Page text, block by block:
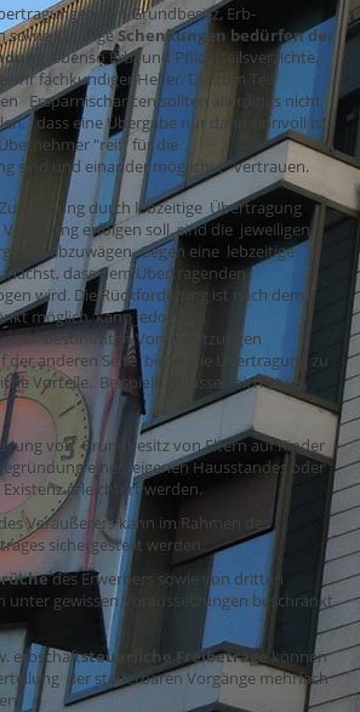
von Grundbesitz, Erb-
sowie künftigeSchenkungen bedürfen der
, ebenso Erb- und Pflichtteilsverzichte.
fachkundiger Helfer. Die zum Teil
Ersparnischancen sollten allerdings nicht
dass eine Übergabe nur dann sinnvoll ist,
"reif" für die
sind und einander möglichst vertrauen.
durch lebzeitige Übertragung
erfolgen soll, sind die jeweiligen
abzuwägen. Gegen eine lebzeitige
dass dem Übertragenden
wird. Die Rückforderung ist nach dem
möglich, kann jedoch im
bestimmten Voraussetzungen
der anderen Seite bietet die Übertragung zu
Vorteile. Beispielhaft lassen sich etwa
von Grundbesitz von Eltern auf Kinder
eines eigenen Hausstandes oder
erleichtert werden.
Veräußerers kann im Rahmen des
sichergestellt werden.
des Erwerbers sowie von dritten
unter gewissen Voraussetzungen beschränkt
erbschaftsteuerliche Freibeträge können
der steuerbaren Vorgänge mehrfach